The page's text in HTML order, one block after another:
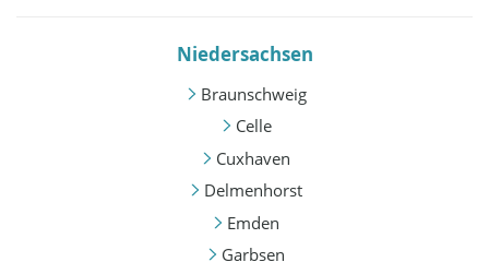
Niedersachsen
Braunschweig
Celle
Cuxhaven
Delmenhorst
Emden
Garbsen